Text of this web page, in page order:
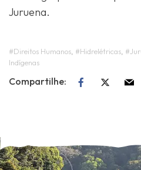
Juruena.
#Direitos Humanos, #Hidrelétricas,
Indígenas